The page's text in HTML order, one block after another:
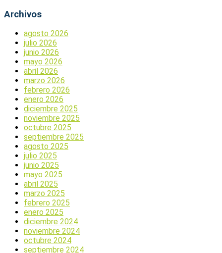
Archivos
agosto 2026
julio 2026
junio 2026
mayo 2026
abril 2026
marzo 2026
febrero 2026
enero 2026
diciembre 2025
noviembre 2025
octubre 2025
septiembre 2025
agosto 2025
julio 2025
junio 2025
mayo 2025
abril 2025
marzo 2025
febrero 2025
enero 2025
diciembre 2024
noviembre 2024
octubre 2024
septiembre 2024